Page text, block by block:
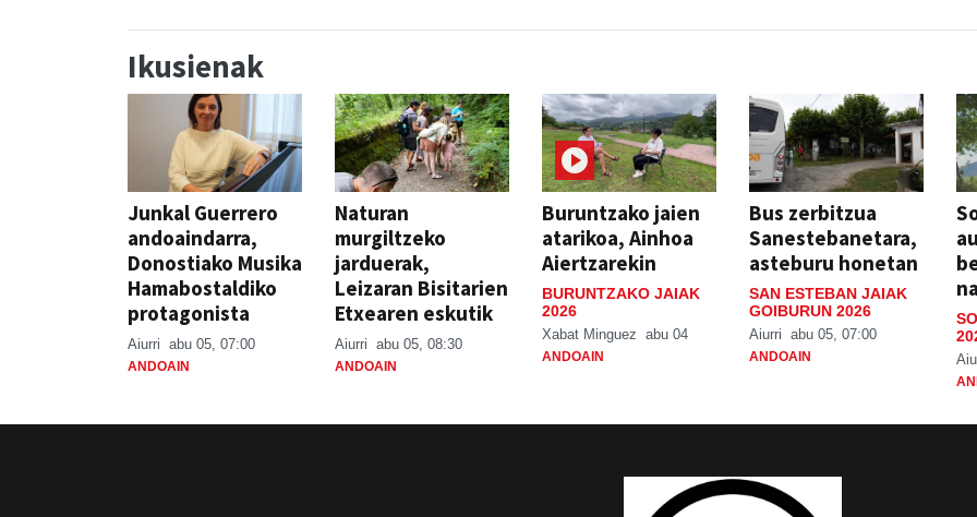
Ikusienak
Junkal Guerrero
andoaindarra,
Donostiako Musika
Hamabostaldiko
protagonista
Aiurri abu 05, 07:00
ANDOAIN
Naturan
murgiltzeko
jarduerak,
Leizaran Bisitarien
Etxearen eskutik
Aiurri abu 05, 08:30
ANDOAIN
Buruntzako jaien
atarikoa, Ainhoa
Aiertzarekin
BURUNTZAKO JAIAK
2026
Xabat Minguez abu 04
ANDOAIN
Bus zerbitzua
Sanestebanetara,
asteburu honetan
SAN ESTEBAN JAIAK
GOIBURUN 2026
Aiurri abu 05, 07:00
ANDOAIN